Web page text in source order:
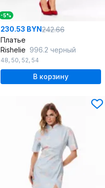
-5%
230.53 BYN242.66
Платье
Rishelie 996.2 черный
48, 50, 52, 54
В корзину